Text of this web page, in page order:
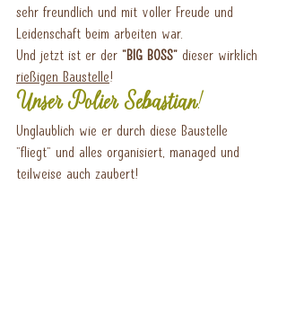
sehr freundlich und mit voller Freude und
Leidenschaft beim arbeiten war.
Und jetzt ist er der "BIG BOSS" dieser wirklich
rießigen Baustelle!
Unser Polier Sebastian!
Unglaublich wie er durch diese Baustelle
"fliegt" und alles organisiert, managed und
teilweise auch zaubert!